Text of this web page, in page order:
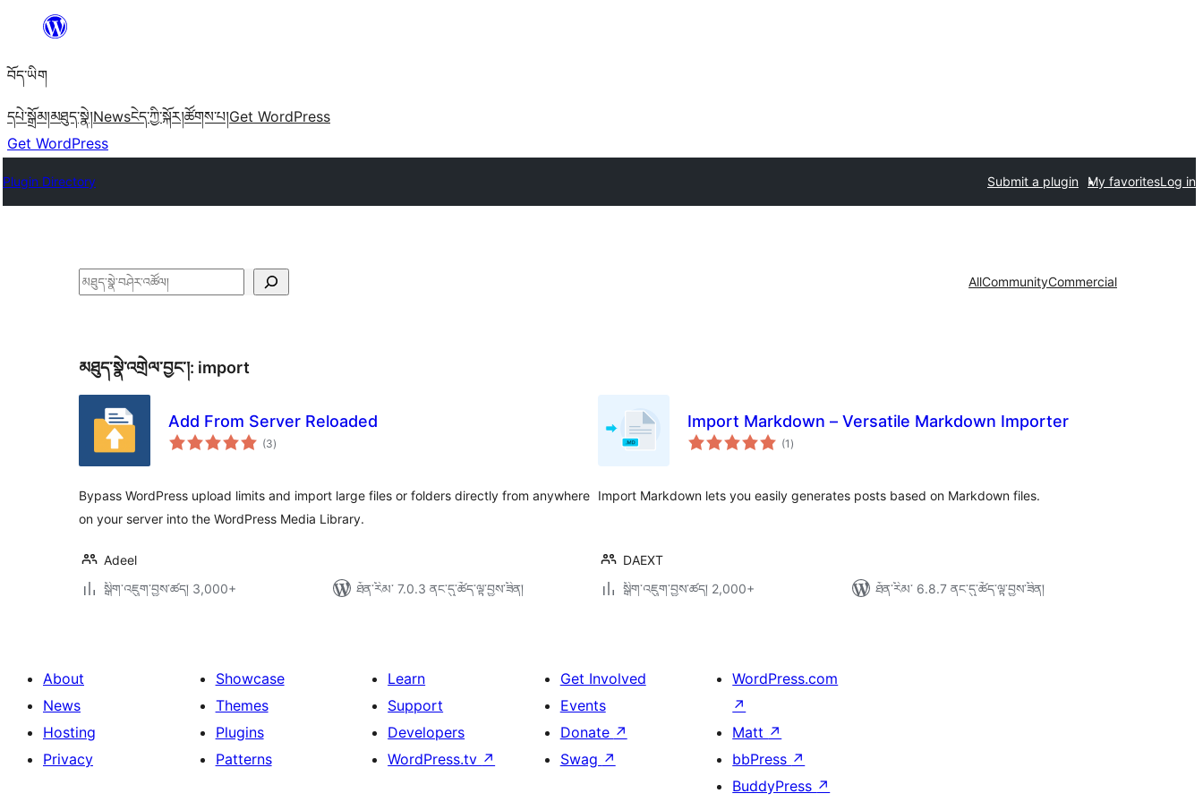
content
བོད་ཡིག
དཔེ་སྒྲོམ།མཐུད་སྣེ།Newsངེད་ཀྱི་སྐོར།ཚོགས་པ།Get WordPress
Get WordPress
Plugin Directory Submit a plugin My favoritesLog in
བཤེར་
AllCommunityCommercial
མཐུད་སྣེ་འགྲེལ་བྱང་།: import
Add From Server Reloaded
(3གདེང་
འཇོག་
)
Bypass WordPress upload limits and import large files or folders directly from anywhere
on your server into the WordPress Media Library.
Adeel
སྒྲིག་འཇུག་བྱས་ཚད། 3,000+
ཐོན་རིམ་ 7.0.3 ནང་དུ་ཚོད་ལྟ་བྱས་ཟིན།
Import Markdown – Versatile Markdown Importer
(1 གདེང་
འཇོག་
)
Import Markdown lets you easily generates posts based on Markdown files.
DAEXT
སྒྲིག་འཇུག་བྱས་ཚད། 2,000+
ཐོན་རིམ་ 6.8.7 ནང་དུ་ཚོད་ལྟ་བྱས་ཟིན།
About
News
Hosting
Privacy
Showcase
Themes
Plugins
Patterns
Learn
Support
Developers
WordPress.tv ↗
Get Involved
Events
Donate ↗
Swag ↗
WordPress.com
↗
Matt ↗
bbPress ↗
BuddyPress ↗